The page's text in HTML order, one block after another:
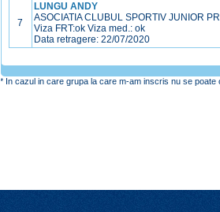
7
LUNGU ANDY
ASOCIATIA CLUBUL SPORTIV JUNIOR
Viza FRT:ok Viza med.:ok
Data retragere: 22/07/2020
* In cazul in care grupa la care m-am inscris nu se poate